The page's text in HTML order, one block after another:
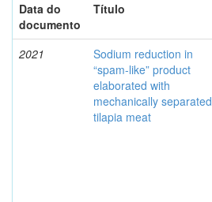
Data do
documento
Título
2021
Sodium reduction in
“spam-like” product
elaborated with
mechanically separated
tilapia meat